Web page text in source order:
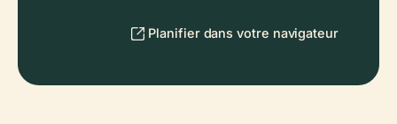
Planifier dans votre navigateur